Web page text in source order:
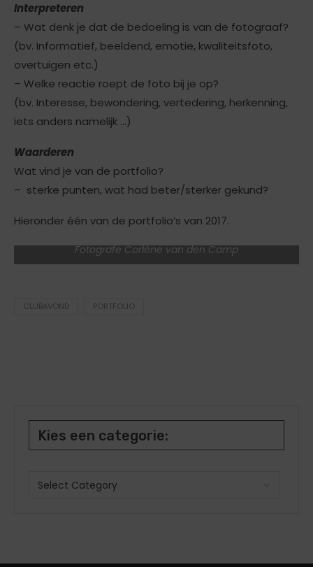
Interpreteren
– Wat denk je dat de bedoeling is van de fotograaf?
(bv. Informatief, beeldend, emotie, kwaliteitsfoto,
overtuigen etc.)
– Welke reactie roept de foto bij je op?
(bv. Interesse, bewondering, vertedering, herkenning,
iets anders namelijk …)
Waarderen
Wat vind je van de portfolio?
– sterke punten, wat had beter/sterker gekund?
Hieronder één van de portfolio’s van 2017.
Fotografe Corlène van den Camp
CLUBAVOND PORTFOLIO
Kies een categorie: